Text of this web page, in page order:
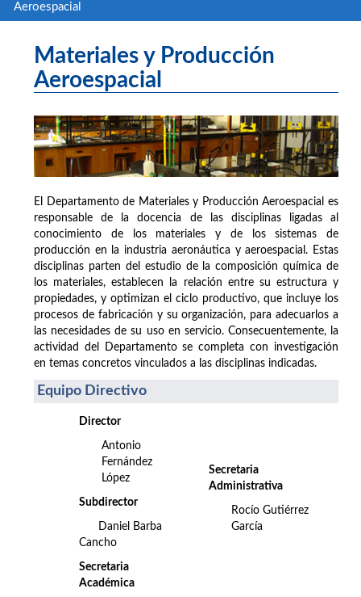
Aeroespacial
Materiales y Producción
Aeroespacial
El Departamento de Materiales y Producción Aeroespacial es
responsable de la docencia de las disciplinas ligadas al
conocimiento de los materiales y de los sistemas de
producción en la industria aeronáutica y aeroespacial. Estas
disciplinas parten del estudio de la composición química de
los materiales, establecen la relación entre su estructura y
propiedades, y optimizan el ciclo productivo, que incluye los
procesos de fabricación y su organización, para adecuarlos a
las necesidades de su uso en servicio. Consecuentemente, la
actividad del Departamento se completa con investigación
en temas concretos vinculados a las disciplinas indicadas.
Equipo Directivo
Director
Antonio
Fernández
López
Subdirector
Daniel Barba
Cancho
Secretaria
Académica
Secretaria
Administrativa
Rocío Gutiérrez
García